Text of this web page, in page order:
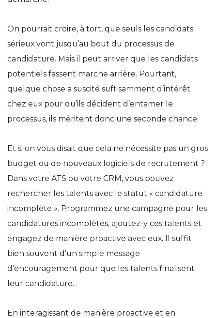
On pourrait croire, à tort, que seuls les candidats
sérieux vont jusqu’au bout du processus de
candidature. Mais il peut arriver que les candidats
potentiels fassent marche arrière. Pourtant,
quelque chose a suscité suffisamment d’intérêt
chez eux pour qu’ils décident d’entamer le
processus, ils méritent donc une seconde chance.
Et si on vous disait que cela ne nécessite pas un gros
budget ou de nouveaux logiciels de recrutement ?
Dans votre ATS ou votre CRM, vous pouvez
rechercher les talents avec le statut « candidature
incomplète ». Programmez une campagne pour les
candidatures incomplètes, ajoutez-y ces talents et
engagez de manière proactive avec eux. Il suffit
bien souvent d’un simple message
d’encouragement pour que les talents finalisent
leur candidature.
En interagissant de manière proactive et en